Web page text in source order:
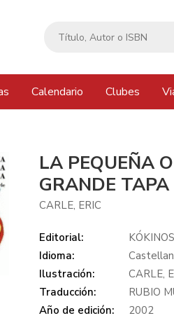
Calendario Clubes
LA PEQUEÑA
GRANDE
CARLE, ERIC
Editorial:
KÓKINOS
Idioma:
Ilustración:
CARLE,
Traducción:
RUBIO
Año de edición:
2002